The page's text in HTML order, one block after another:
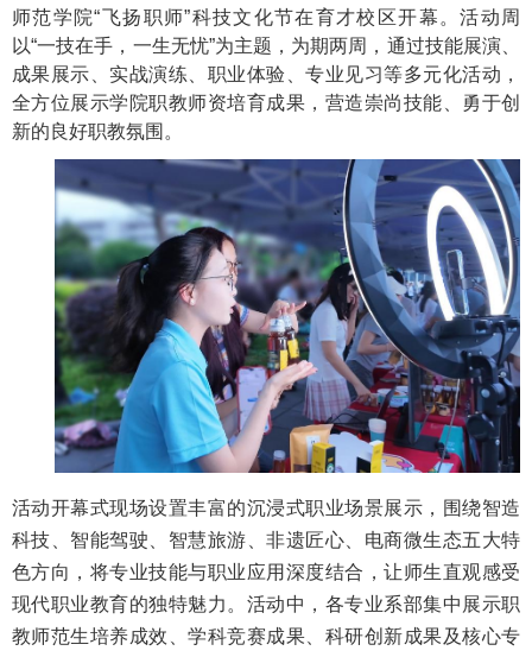
师范学院“飞扬职师”科技文化节在育才校区开幕。活动周
以“一技在手，一生无忧”为主题，为期两周，通过技能展演、
成果展示、实战演练、职业体验、专业见习等多元化活动，
全方位展示学院职教师资培育成果，营造崇尚技能、勇于创
新的良好职教氛围。
活动开幕式现场设置丰富的沉浸式职业场景展示，围绕智造
科技、智能驾驶、智慧旅游、非遗匠心、电商微生态五大特
色方向，将专业技能与职业应用深度结合，让师生直观感受
现代职业教育的独特魅力。活动中，各专业系部集中展示职
教师范生培养成效、学科竞赛成果、科研创新成果及核心专